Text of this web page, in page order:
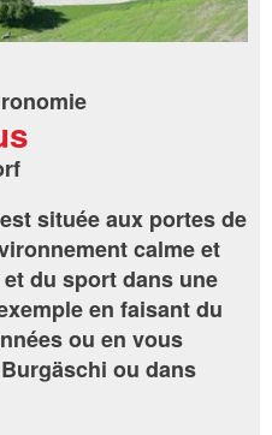
située aux portes de
calme et
du sport dans une
en faisant du
ou en vous
ou dans